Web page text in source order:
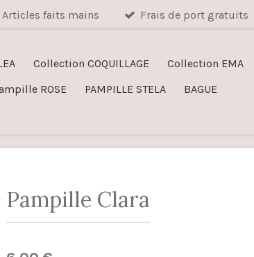
Articles faits mains Frais de port gratuits
Collection COQUILLAGE
Collection EMA
ROSE PAMPILLE STELA
BAGUE
Pampille Clara